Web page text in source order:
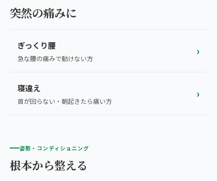
突然の痛みに
ぎっくり腰
急な腰の痛みで動けない方
›
寝違え
首が回らない・朝起きたら痛い方
›
姿勢・コンディショニング
根本から整える